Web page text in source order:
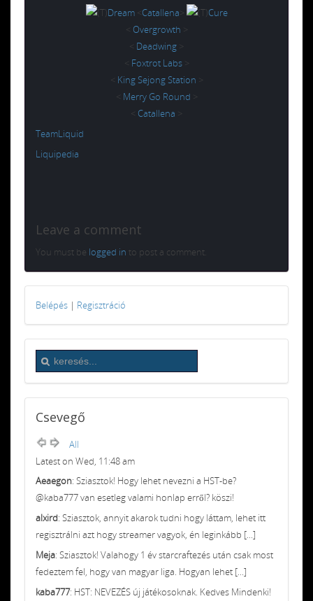
Dream< Catallena
Cure
< Overgrowth
< Deadwing
< Foxtrot Labs>
< King Sejong Station
< Merry Go Round
< Catallena
TeamLiquid
Liquipedia
Leave a comment
You must be logged in to post a comment.
Belépés | Regisztráció
Csevegő
All
Latest on Wed, 11:48 am
Aeaegon: Sziasztok! Hogy lehet nevezni a HST-be?
@kaba777 van esetleg valami honlap erről? köszi!
alxird: Sziasztok, annyit akarok tudni hogy láttam, lehet itt
regisztrálni azt hogy streamer vagyok, én leginkább [...]
Meja: Sziasztok! Valahogy 1 év starcraftezés után csak most
fedeztem fel, hogy van magyar liga. Hogyan lehet [...]
kaba777: HST: NEVEZÉS új játékosoknak. Kedves Mindenki!